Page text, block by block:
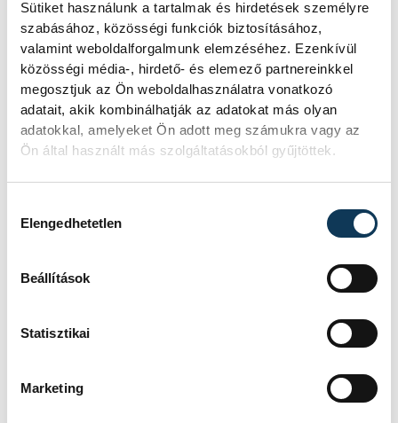
Sütiket használunk a tartalmak és hirdetések személyre
szabásához, közösségi funkciók biztosításához,
valamint weboldalforgalmunk elemzéséhez. Ezenkívül
közösségi média-, hirdető- és elemező partnereinkkel
megosztjuk az Ön weboldalhasználatra vonatkozó
adatait, akik kombinálhatják az adatokat más olyan
adatokkal, amelyeket Ön adott meg számukra vagy az
Ön által használt más szolgáltatásokból gyűjtöttek.
Elengedhetetlen
Beállítások
Statisztikai
Marketing
Mártha Imre, az MVM Zrt. egykori
vezérigazgatója ATV-n Rónai Egonnak
adott interjújában vázolta fel a Paksi
Atomerőmű előtt álló példátlan
technológiai kihívásokat. A
szakember, aki korábban éveken át
felelt a hazai energetikai
fejlesztésekért és a paksi blokkok
működéséért, arra figyelmeztet: az
amelyre eredetileg nem tervezték.
A Tisza-frakció
jövő kedden legyen az